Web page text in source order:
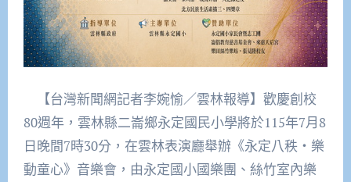
【台灣新聞網記者李婉愉／雲林報導】歡慶創校
80週年，雲林縣二崙鄉永定國民小學將於115年7月8
日晚間7時30分，在雲林表演廳舉辦《永定八秩・樂
動童心》音樂會，由永定國小國樂團、絲竹室內樂